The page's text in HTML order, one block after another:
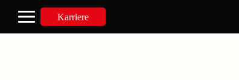
Karriere